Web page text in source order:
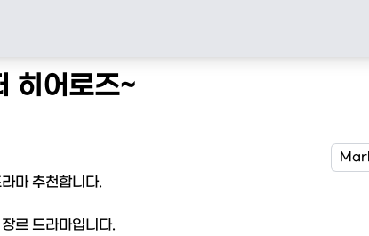
히어로즈~
마 추천합니다.
르 드라마입니다.